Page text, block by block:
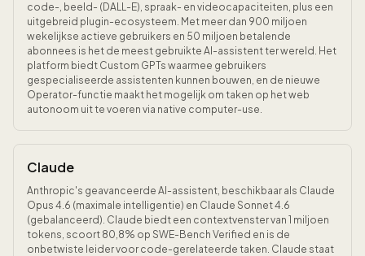
code-, beeld- (DALL-E), spraak- en videocapaciteiten, plus een
uitgebreid plugin-ecosysteem. Met meer dan 900 miljoen
wekelijkse actieve gebruikers en 50 miljoen betalende
abonnees is het de meest gebruikte AI-assistent ter wereld. Het
platform biedt Custom GPTs waarmee gebruikers
gespecialiseerde assistenten kunnen bouwen, en de nieuwe
Operator-functie maakt het mogelijk om taken op het web
autonoom uit te voeren via native computer-use.
Claude
Anthropic's geavanceerde AI-assistent, beschikbaar als Claude
Opus 4.6 (maximale intelligentie) en Claude Sonnet 4.6
(gebalanceerd). Claude biedt een contextvenster van 1 miljoen
tokens, scoort 80,8% op SWE-Bench Verified en is de
onbetwiste leider voor code-gerelateerde taken. Claude staat